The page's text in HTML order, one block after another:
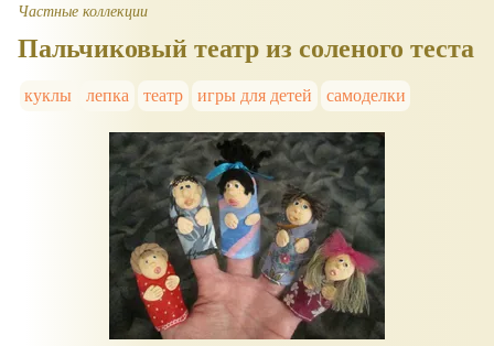
Частные коллекции
Пальчиковый театр из соленого теста
куклы лепка театр игры для детей самоделки